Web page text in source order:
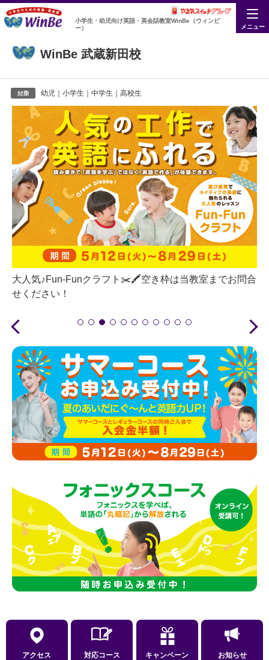
メニュー
小学生・幼児向け英語・英会話教室WinBe（ウィンビ
ー）
WinBe 武蔵新田校
幼児｜小学生｜中学生｜高校生
大人気♪Fun-Funクラフト✂️🖍空き枠は当教室までお問合
せください！
アクセス 対応コース キャンペーン お知らせ